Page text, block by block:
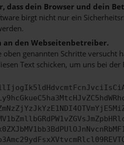
dass dein Browser und dein
birgt nicht nur ein
an den Webseitenbetreiber.
oben genannten Schritte versucht
Text schicken, um uns bei